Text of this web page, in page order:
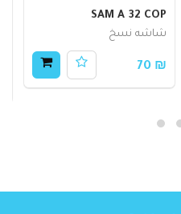
SAM A 32 COP
شاشه نسخ
₪ 70